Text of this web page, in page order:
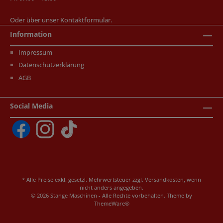
Oder über unser Kontaktformular.
Information
Impressum
Datenschutzerklärung
AGB
Social Media
* Alle Preise exkl. gesetzl. Mehrwertsteuer zzgl. Versandkosten, wenn
nicht anders angegeben.
© 2026 Stange Maschinen - Alle Rechte vorbehalten. Theme by
ThemeWare®